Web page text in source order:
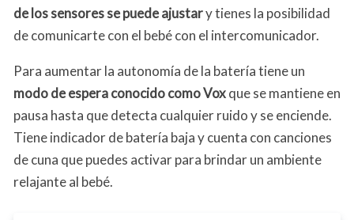
de los sensores se puede ajustary tienes la posibilidad
de comunicarte con el bebé con el intercomunicador.
Para aumentar la autonomía de la batería tiene un
modo de espera conocido como Voxque se mantiene en
pausa hasta que detecta cualquier ruido y se enciende.
Tiene indicador de batería baja y cuenta con canciones
de cuna que puedes activar para brindar un ambiente
relajante al bebé.